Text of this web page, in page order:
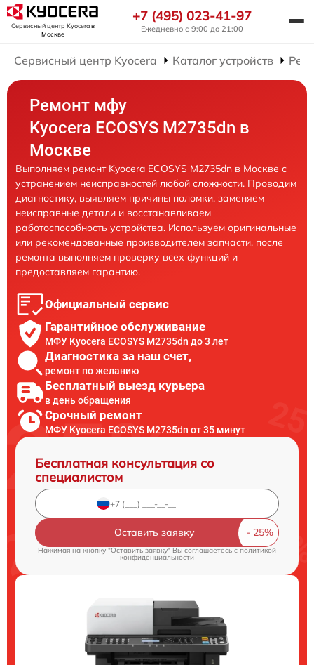
Сервисный центр Kyoceraв
Москве
+7 (495) 023-41-97
Ежедневно с 9:00 до 21:00
Сервисный центр Kyocera Каталог устройств
Ремонт мфу
Kyocera ECOSYS M2735dn в
Москве
Выполняем ремонт Kyocera ECOSYS M2735dn в Москве с
устранением неисправностей любой сложности. Проводим
диагностику, выявляем причины поломки, заменяем
неисправные детали и восстанавливаем
работоспособность устройства. Используем оригинальные
или рекомендованные производителем запчасти, после
ремонта выполняем проверку всех функций и
предоставляем гарантию.
Официальный сервис
Гарантийное обслуживание
МФУ Kyocera ECOSYS M2735dn до 3 лет
Диагностика за наш счет,
ремонт по желанию
Бесплатный выезд курьера
в день обращения
Срочный ремонт
МФУ Kyocera ECOSYS M2735dn от 35 минут
Бесплатная консультация со
специалистом
Оставить заявку
Нажимая на кнопку "Оставить заявку" Вы соглашаетесь c политикой
конфиденциальности